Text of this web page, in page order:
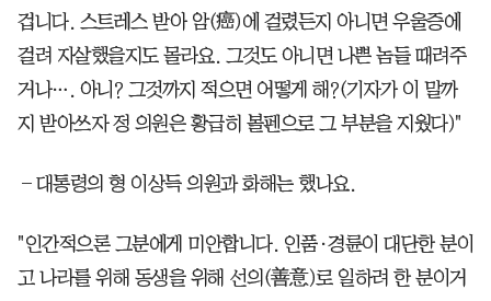
겁니다. 스트레스 받아 암(癌)에 걸렸든지 아니면 우울증에
걸려 자살했을지도 몰라요. 그것도 아니면 나쁜 놈들 때려주
거나…. 아니? 그것까지 적으면 어떻게 해?(기자가 이 말까
지 받아쓰자 정 의원은 황급히 볼펜으로 그 부분을 지웠다)"
―대통령의 형 이상득 의원과 화해는 했나요.
"인간적으론 그분에게 미안합니다. 인품·경륜이 대단한 분이
고 나라를 위해 동생을 위해 선의(善意)로 일하려 한 분이거